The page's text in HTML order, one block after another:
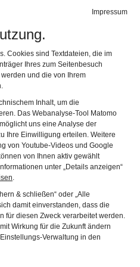
Impressum
Cookies sind Textdateien, die im
Ihres zum Seitenbesuch
und die von Ihrem
Inhalt, um die
Das Webanalyse-Tool Matomo
uns eine Analyse der
Ihre Einwilligung erteilen. Weitere
von Youtube-Videos und Google
von Ihnen aktiv gewählt
unter „Details anzeigen“
.
& schließen“ oder „Alle
damit einverstanden, dass die
für diesen Zweck verarbeitet werden.
Wirkung für die Zukunft ändern
Verwaltung in den
Gebärdensprache
Erlangen
Als im März 2020 der
erste „Corona-
Lockdown“ in Bayern
Stadtmuseum Erlangen
die Bevölkerung dazu
auf, Eindrücke und